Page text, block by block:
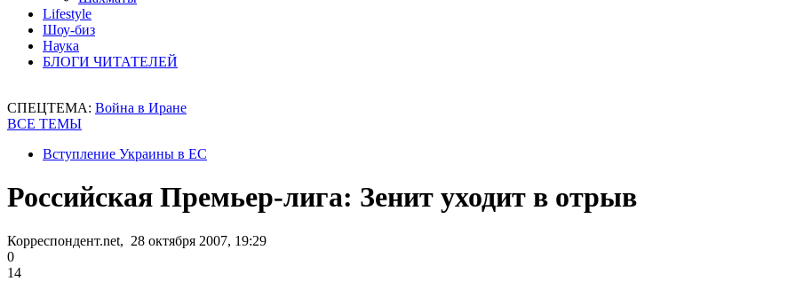
Lifestyle
Шоу-биз
Наука
БЛОГИ ЧИТАТЕЛЕЙ
СПЕЦТЕМА: Война в Иране
ВСЕ ТЕМЫ
Вступление Украины в ЕС
Российская Премьер-лига: Зенит уходит в отрыв
Корреспондент.net, 28 октября 2007, 19:29
0
14